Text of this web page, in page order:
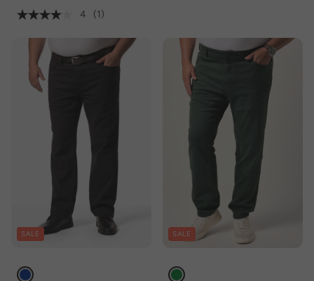
4
(1)
SALE SALE